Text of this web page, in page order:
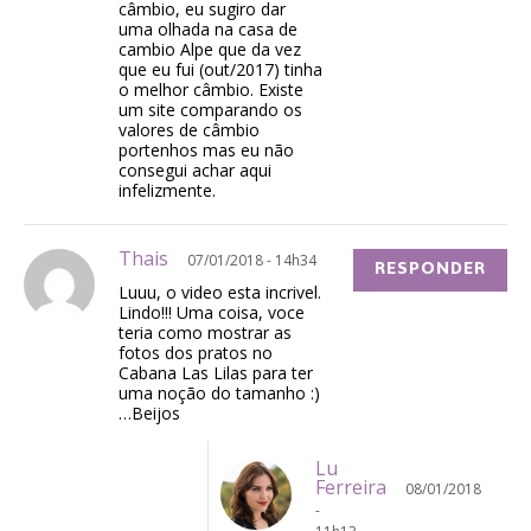
câmbio, eu sugiro dar
uma olhada na casa de
cambio Alpe que da vez
que eu fui (out/2017) tinha
o melhor câmbio. Existe
um site comparando os
valores de câmbio
portenhos mas eu não
consegui achar aqui
infelizmente.
Thais 07/01/2018 - 14h34
Luuu, o video esta incrivel.
Lindo!!! Uma coisa, voce
teria como mostrar as
fotos dos pratos no
Cabana Las Lilas para ter
uma noção do tamanho :)
…Beijos
RESPONDER
Lu
Ferreira
08/01/2018
-